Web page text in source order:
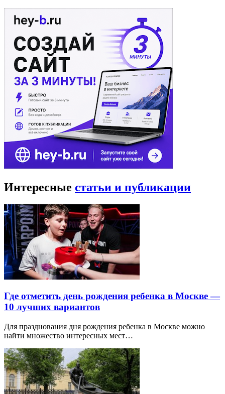
Интересные статьи и публикации
Где отметить день рождения ребенка в Москве —
10 лучших вариантов
Для празднования дня рождения ребенка в Москве можно
найти множество интересных мест…